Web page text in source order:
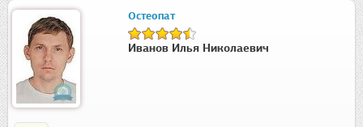
Остеопат
Иванов Илья Николаевич